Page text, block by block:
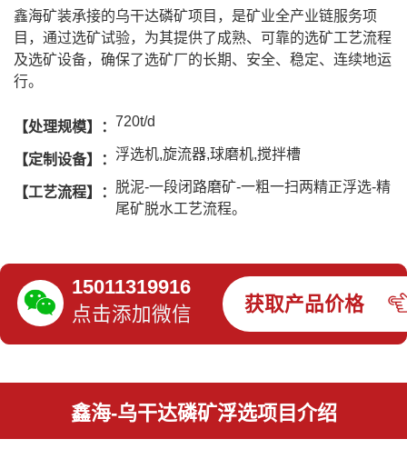
鑫海矿装承接的乌干达磷矿项目，是矿业全产业链服务项
目，通过选矿试验，为其提供了成熟、可靠的选矿工艺流程
及选矿设备，确保了选矿厂的长期、安全、稳定、连续地运
行。
【处理规模】： 720t/d
【定制设备】： 浮选机,旋流器,球磨机,搅拌槽
【工艺流程】： 脱泥-一段闭路磨矿-一粗一扫两精正浮选-精
尾矿脱水工艺流程。
15011319916
点击添加微信
获取产品价格
鑫海-乌干达磷矿浮选项目介绍